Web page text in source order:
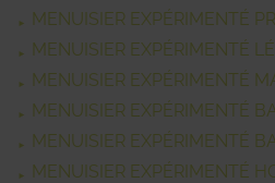
MENUISIER EXPÉRIMENTÉ
MENUISIER EXPÉRIMENTÉ
MENUISIER EXPÉRIMENTÉ
MENUISIER EXPÉRIMENTÉ
MENUISIER EXPÉRIMENTÉ
MENUISIER EXPÉRIMENTÉ